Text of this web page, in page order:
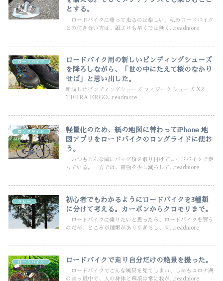
とする。
ロードバイクに乗って走るのは楽しい。私のロードバイク
との付き合い方は、誰よりも早くでは無く...readmore
ロードバイク
ロードバイク用の新しいピンディングシューズ
を降ろしながら、「世の中にたえて桜のなかり
せば」と思い出した。
新調したピンディングシューズ フィジーク シューズ X2
TERRA ERGO...readmore
ロングライド
軽量化のため、紙の地図に替わってiPhone 地
図アプリをロードバイクのロングライドに使お
う。
いつもこんな風にバッグ類を取り付けてロードバイクで走
っている。一方では、荷物を少し減らして...readmore
ラレー
初心者でもわかるようにロードバイクを3種類
に分けて考える。カーボンからクロモリまで。
ロードバイクに乗りたいと思ったら、ロードバイクを買う
のだが、ところが種類がありすぎるし、高...readmore
ロードバイク ロードバイクで走り自分だけの絶景を撮った。
ロードバイクでこんな風景を見てしまい、しかもコロナ渦
の真っ最中で、人の身体と環境は常に我が...readmore